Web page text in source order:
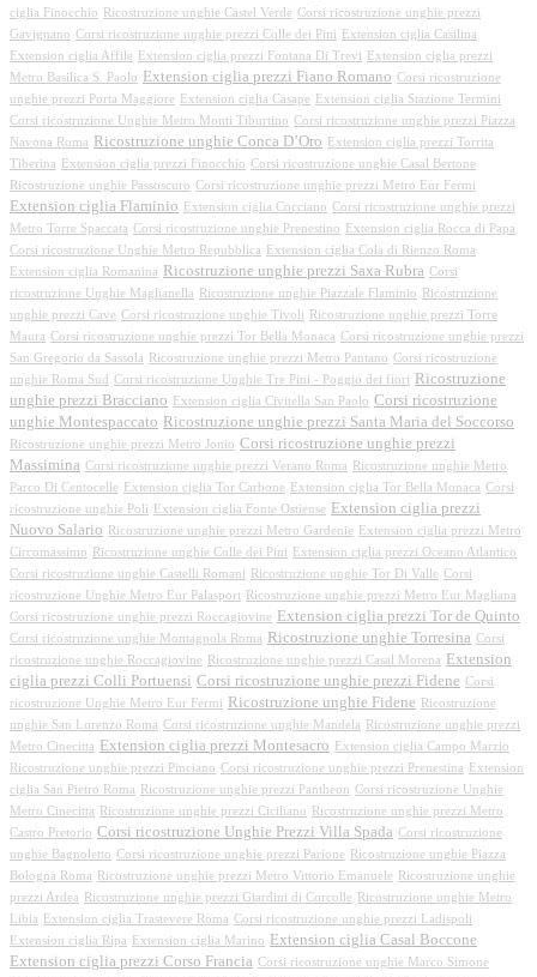
ciglia Finocchio
Ricostruzione unghie Castel Verde Corsi ricostruzione unghie prezzi
Gavignano Corsi ricostruzione unghie prezzi Colle dei Pini
Extension ciglia Casilina
Extension ciglia Affile
Extension ciglia prezzi Fontana Di Trevi
Extension ciglia prezzi
Metro Basilica S. Paolo Extension ciglia prezzi Fiano Romano Corsi ricostruzione
unghie prezzi Porta Maggiore
Extension ciglia Casape
Extension ciglia Stazione Termini
Corsi ricostruzione Unghie Metro Monti Tiburtino Corsi ricostruzione unghie prezzi Piazza
Navona Roma Ricostruzione unghie Conca D’Oro
Extension ciglia prezzi Torrita
Tiberina
Extension ciglia prezzi Finocchio Corsi ricostruzione unghie Casal Bertone
Ricostruzione unghie Passoscuro Corsi ricostruzione unghie prezzi Metro Eur Fermi
Extension ciglia Flaminio Extension ciglia Cocciano Corsi ricostruzione unghie prezzi
Metro Torre Spaccata Corsi ricostruzione unghie Prenestino
Extension ciglia Rocca di Papa
Corsi ricostruzione Unghie Metro Repubblica
Extension ciglia Cola di Rienzo Roma
Extension ciglia Romanina Ricostruzione unghie prezzi Saxa Rubra Corsi
ricostruzione Unghie Maglianella
Ricostruzione unghie Piazzale Flaminio
Ricostruzione
unghie prezzi Cave Corsi ricostruzione unghie Tivoli
Ricostruzione unghie prezzi Torre
Maura Corsi ricostruzione unghie prezzi Tor Bella Monaca Corsi ricostruzione unghie prezzi
San Gregorio da Sassola
Ricostruzione unghie prezzi Metro Pantano Corsi ricostruzione
unghie Roma Sud
Corsi ricostruzione Unghie Tre Pini - Poggio dei fiori Ricostruzione
unghie prezzi Bracciano
Extension ciglia Civitella San Paolo Corsi ricostruzione
unghie Montespaccato Ricostruzione unghie prezzi Santa Maria del Soccorso
Ricostruzione unghie prezzi Metro Jonio Corsi ricostruzione unghie prezzi
Massimina Corsi ricostruzione unghie prezzi Verano Roma
Ricostruzione unghie Metro
Parco Di Centocelle
Extension ciglia Tor Carbone Extension ciglia Tor Bella Monaca Corsi
ricostruzione unghie Poli
Extension ciglia Fonte Ostiense Extension ciglia prezzi
Nuovo Salario
Ricostruzione unghie prezzi Metro Gardenie
Extension ciglia prezzi Metro
Circomassimo
Ricostruzione unghie Colle dei Pini
Extension ciglia prezzi Oceano Atlantico
Corsi ricostruzione unghie Castelli Romani
Ricostruzione unghie Tor Di Valle Corsi
ricostruzione Unghie Metro Eur Palasport
Ricostruzione unghie prezzi Metro Eur Magliana
Corsi ricostruzione unghie prezzi Roccagiovine Extension ciglia prezzi Tor de Quinto
Corsi ricostruzione unghie Montagnola Roma Ricostruzione unghie Torresina Corsi
ricostruzione unghie Roccagiovine
Ricostruzione unghie prezzi Casal Morena Extension
ciglia prezzi Colli Portuensi Corsi ricostruzione unghie prezzi Fidene Corsi
ricostruzione Unghie Metro Eur Fermi Ricostruzione unghie Fidene
Ricostruzione
unghie San Lorenzo Roma Corsi ricostruzione unghie Mandela
Ricostruzione unghie prezzi
Metro Cinecitta Extension ciglia prezzi Montesacro
Extension ciglia Campo Marzio
Ricostruzione unghie prezzi Pinciano Corsi ricostruzione unghie prezzi Prenestina
Extension
ciglia San Pietro Roma
Ricostruzione unghie prezzi Pantheon Corsi ricostruzione Unghie
Metro Cinecitta
Ricostruzione unghie prezzi Ciciliano
Ricostruzione unghie prezzi Metro
Castro Pretorio Corsi ricostruzione Unghie Prezzi Villa Spada Corsi ricostruzione
unghie Bagnoletto Corsi ricostruzione unghie prezzi Parione
Ricostruzione unghie Piazza
Bologna Roma
Ricostruzione unghie prezzi Metro Vittorio Emanuele
Ricostruzione unghie
prezzi Ardea
Ricostruzione unghie prezzi Giardini di Corcolle
Ricostruzione unghie Metro
Libia
Extension ciglia Trastevere Roma Corsi ricostruzione unghie prezzi Ladispoli
Extension ciglia Ripa
Extension ciglia Marino Extension ciglia Casal Boccone
Extension ciglia prezzi Corso Francia Corsi ricostruzione unghie Marco Simone